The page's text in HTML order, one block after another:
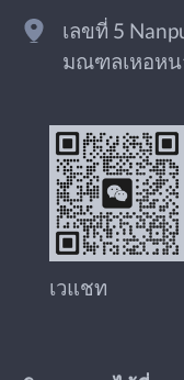
เลขที่ 5
มณฑลเหอหน
เวแชท